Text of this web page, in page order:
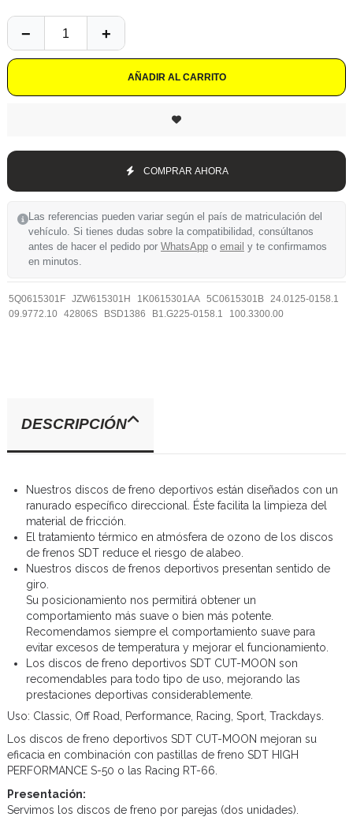
AÑADIR AL CARRITO
COMPRAR AHORA
Las referencias pueden variar según el país de matriculación del
vehículo. Si tienes dudas sobre la compatibilidad, consúltanos
antes de hacer el pedido por WhatsApp o email y te confirmamos
en minutos.
5Q0615301F JZW615301H 1K0615301AA 5C0615301B 24.0125-0158.1
09.9772.10 42806S BSD1386 B1.G225-0158.1 100.3300.00
DESCRIPCIÓN
Nuestros discos de freno deportivos están diseñados con un
ranurado específico direccional. Éste facilita la limpieza del
material de fricción.
El tratamiento térmico en atmósfera de ozono de los discos
de frenos SDT reduce el riesgo de alabeo.
Nuestros discos de frenos deportivos presentan sentido de
giro.
Su posicionamiento nos permitirá obtener un
comportamiento más suave o bien más potente.
Recomendamos siempre el comportamiento suave para
evitar excesos de temperatura y mejorar el funcionamiento.
Los discos de freno deportivos SDT CUT-MOON son
recomendables para todo tipo de uso, mejorando las
prestaciones deportivas considerablemente.
Uso: Classic, Off Road, Performance, Racing, Sport, Trackdays.
Los discos de freno deportivos SDT CUT-MOON mejoran su
eficacia en combinación con pastillas de freno SDT HIGH
PERFORMANCE S-50 o las Racing RT-66.
Presentación:
Servimos los discos de freno por parejas (dos unidades).